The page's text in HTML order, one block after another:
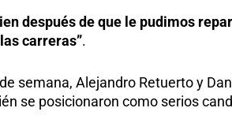
después de que le pudimos
carreras”.
semana, Alejandro Retuerto y
se posicionaron como serios